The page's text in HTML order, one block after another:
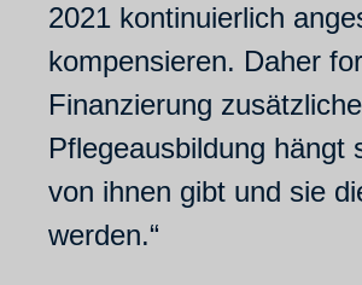
2021 kontinuierlich
kompensieren. Daher
Finanzierung
Pflegeausbildung hängt
von ihnen gibt und sie
werden.“